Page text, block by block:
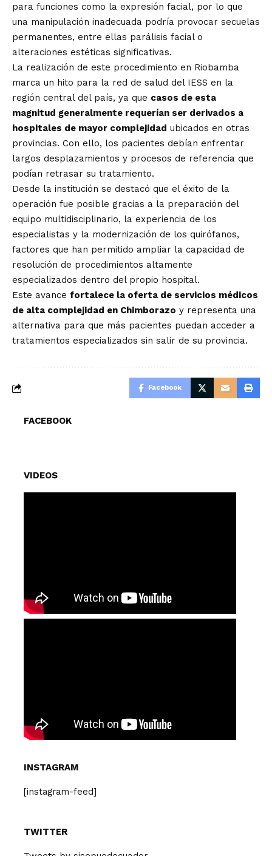
para funciones como la expresión facial, por lo que
una manipulación inadecuada podría provocar secuelas
permanentes, entre ellas parálisis facial o
alteraciones estéticas significativas.
La realización de este procedimiento en Riobamba
marca un hito para la red de salud del IESS en la
región central del país, ya que casos de esta
magnitud generalmente requerían ser derivados a
hospitales de mayor complejidad ubicados en otras
provincias. Con ello, los pacientes debían enfrentar
largos desplazamientos y procesos de referencia que
podían retrasar su tratamiento.
Desde la institución se destacó que el éxito de la
operación fue posible gracias a la preparación del
equipo multidisciplinario, la experiencia de los
especialistas y la modernización de los quirófanos,
factores que han permitido ampliar la capacidad de
resolución de procedimientos altamente
especializados dentro del propio hospital.
Este avance fortalece la oferta de servicios médicos
de alta complejidad en Chimborazo y representa una
alternativa para que más pacientes puedan acceder a
tratamientos especializados sin salir de su provincia.
Facebook
FACEBOOK
VIDEOS
INSTAGRAM
[instagram-feed]
TWITTER